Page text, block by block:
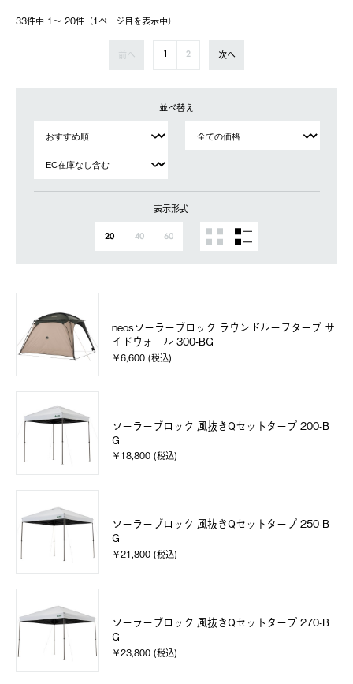
33件中 1〜 20件（1ページ⽬を表⽰中）
前へ 1 2 次へ
並べ替え
表示形式
20 40 60
neosソーラーブロック ラウンドルーフタープ サ
イドウォール 300-BG
￥6,600 (税込)
ソーラーブロック 風抜きQセットタープ 200-B
G
￥18,800 (税込)
ソーラーブロック 風抜きQセットタープ 250-B
G
￥21,800 (税込)
ソーラーブロック 風抜きQセットタープ 270-B
G
￥23,800 (税込)